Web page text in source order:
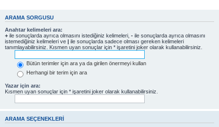
ARAMA SORGUSU
Anahtar kelimeleri ara:
+ ile sonuçlarda ayrıca olmasını istediğiniz kelimeleri, - ile sonuçlarda ayrıca olmasını
istemediğiniz kelimeleri ve | ile sonuçlarda sadece olması gereken kelimeleri
tanımlayabilirsiniz. Kısmen uyan sonuçlar için * işaretini joker olarak kullanabilirsiniz.
Bütün terimler için ara ya da girilen önermeyi kullan
Herhangi bir terim için ara
Yazar için ara:
Kısmen uyan sonuçlar için * işaretini joker olarak kullanabilirsiniz.
ARAMA SEÇENEKLERI